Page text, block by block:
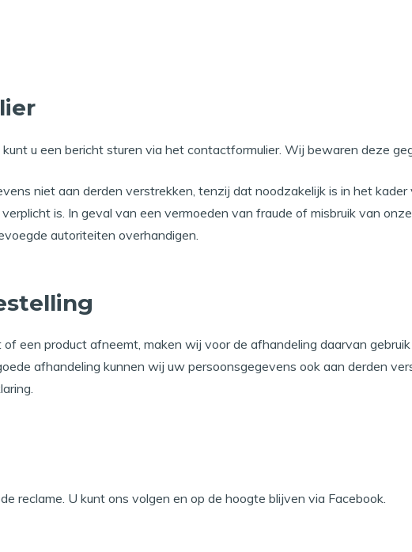
u een bericht sturen via het contactformulier. Wij bewaren deze
niet aan derden verstrekken, tenzij dat noodzakelijk is in het
is. In geval van een vermoeden van fraude of misbruik van
autoriteiten overhandigen.
een product afneemt, maken wij voor de afhandeling daarvan
afhandeling kunnen wij uw persoonsgegevens ook aan derden
reclame. U kunt ons volgen en op de hoogte blijven via Facebook.